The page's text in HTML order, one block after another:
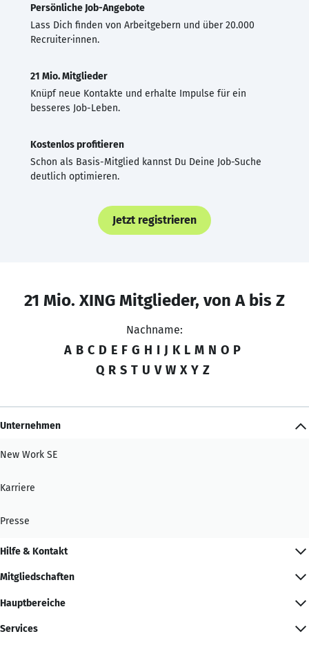
Persönliche Job-Angebote
Lass Dich finden von Arbeitgebern und über 20.000
Recruiter·innen.
21 Mio. Mitglieder
Knüpf neue Kontakte und erhalte Impulse für ein
besseres Job-Leben.
Kostenlos profitieren
Schon als Basis-Mitglied kannst Du Deine Job-Suche
deutlich optimieren.
Jetzt registrieren
21 Mio. XING Mitglieder, von A bis Z
Nachname:
A B C D E F G H I J K L M N O P
Q R S T U V W X Y Z
Unternehmen
New Work SE
Karriere
Presse
Hilfe & Kontakt
Mitgliedschaften
Hauptbereiche
Services